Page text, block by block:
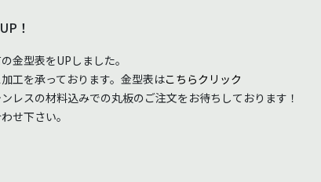
！
金型表をUPしました。
工を承っております。金型表はこちらクリック
レスの材料込みでの丸板のご注文をお待ちしております！
せ下さい。